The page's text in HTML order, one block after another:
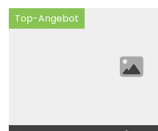
Top-Angebot